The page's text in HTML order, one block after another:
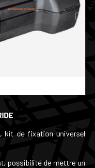
kit de fixation universel
possibilité de mettre un